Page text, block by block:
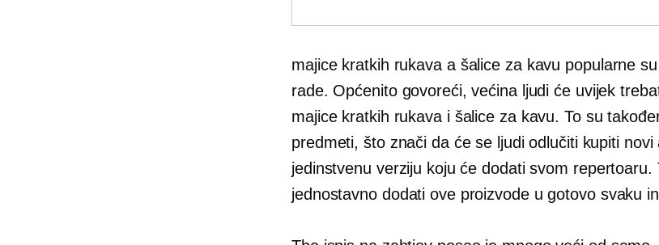
majice kratkih rukavaa šalice za kavu popularne
rade. Općenito govoreći, većina ljudi će uvijek
majice kratkih rukavai šalice za kavu. To su
predmeti, što znači da će se ljudi odlučiti kupiti novi
jedinstvenu verziju koju će dodati svom repertoaru.
jednostavno dodati ove proizvode u gotovo svaku